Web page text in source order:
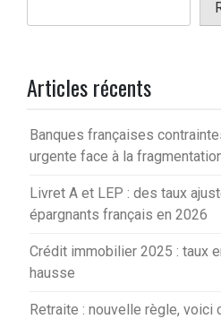
Articles récents
Banques françaises
urgente face à la
Livret A et LEP : des taux
épargnants français en 2026
Crédit immobilier 2025 : taux
hausse
Retraite : nouvelle règle, voici